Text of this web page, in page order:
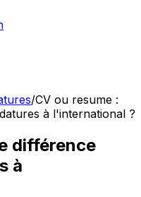
/CV ou resume :
à l'international ?
différence
à